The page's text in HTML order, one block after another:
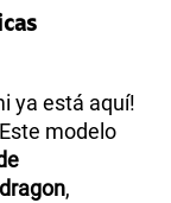
6 Gen 3
ya está aquí!
modelo
,